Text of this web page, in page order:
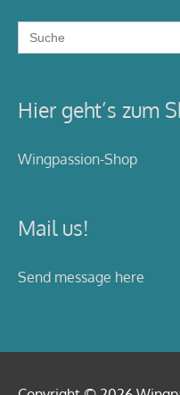
Search
for:
Hier geht’s zum
Wingpassion-Shop
Mail us!
Send message here